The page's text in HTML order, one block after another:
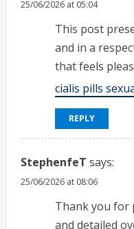
25/06/2026 at 05:04
This post
and in a
that feels
cialis pills
REPLY
StephenfeT says:
25/06/2026 at 08:06
Thank you for
and detailed